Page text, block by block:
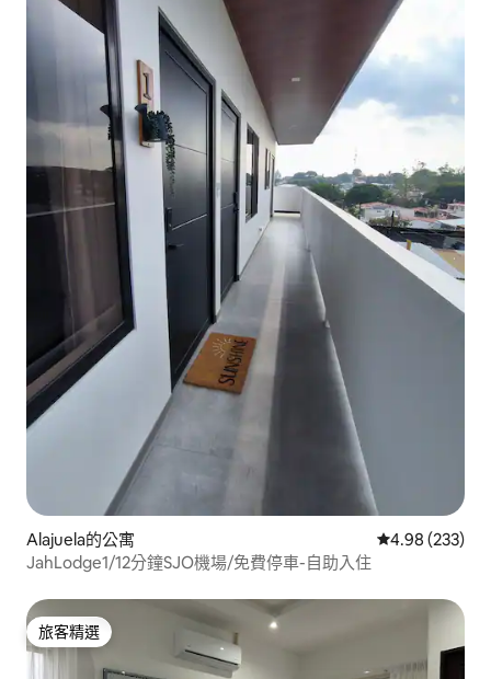
Alajuela的公寓 從 233 則評價
4.98 (233)
JahLodge1/12分鐘SJO機場/免費停車-自助入住
旅客精選
旅客精選